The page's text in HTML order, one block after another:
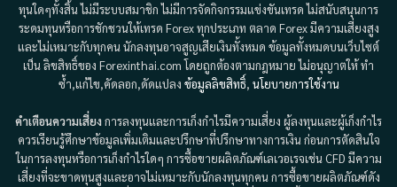
ทุนใดๆทั้งสิ้น ไม่มีระบบสมาชิก ไม่มีการจัดกิจกรรมแข่งขันเทรด ไม่สนับสนุนการ
ระดมทุนหรือการชักชวนให้เทรด Forex ทุกประเภท ตลาด Forex มีความเสี่ยงสูง
และไม่เหมาะกับทุกคน นักลงทุนอาจสูญเสียเงินทั้งหมด ข้อมูลทั้งหมดบนเว็บไซต์
เป็น ลิขสิทธิ์ของ Forexinthai.com โดยถูกต้องตามกฎหมาย ไม่อนุญาตให้ ทำ
ซ้ำ,แก้ไข,คัดลอก,ดัดแปลง ข้อมูลลิขสิทธิ์, นโยบายการใช้งาน
คำเตือนความเสี่ยงการลงทุนและการเก็งกำไรมีความเสี่ยง ผู้ลงทุนและผู้เก็งกำไร
ควรเรียนรู้ศึกษาข้อมูลเพิ่มเติมและปรึกษาที่ปรึกษาทางการเงิน ก่อนการตัดสินใจ
ในการลงทุนหรือการเก็งกำไรใดๆ การซื้อขายผลิตภัณฑ์เลเวอเรจเช่น CFD มีความ
เสี่ยงที่จะขาดทุนสูงและอาจไม่เหมาะกับนักลงทุนทุกคน การซื้อขายผลิตภัณฑ์ดัง